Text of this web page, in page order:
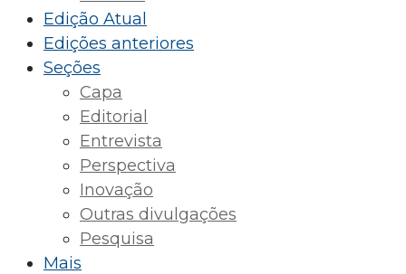
Edição Atual
Edições anteriores
Seções
Capa
Editorial
Entrevista
Perspectiva
Inovação
Outras divulgações
Pesquisa
Mais